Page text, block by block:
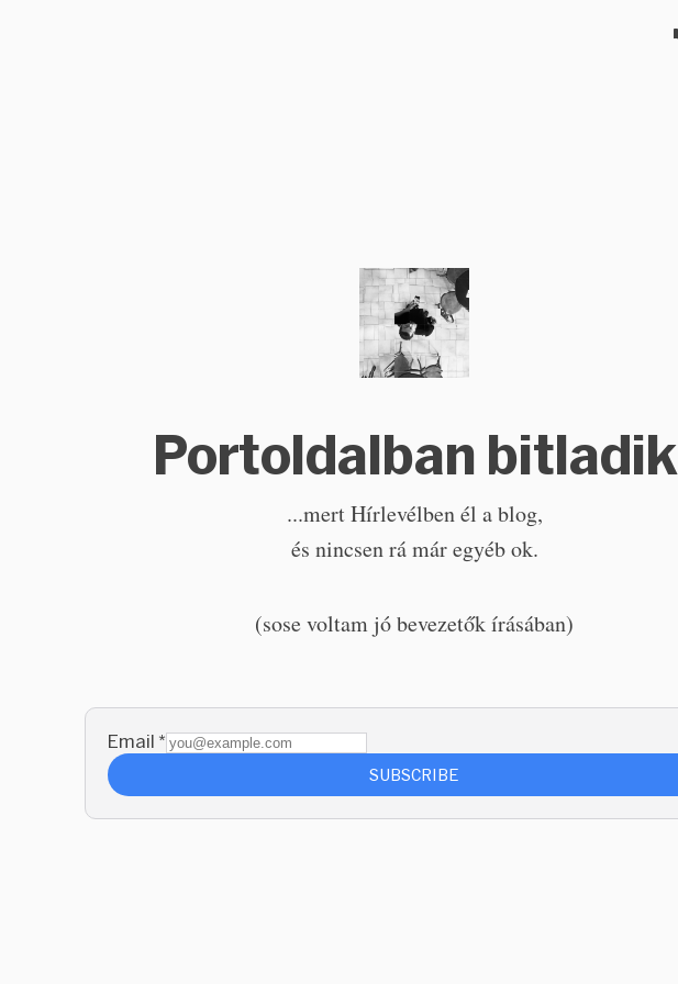
Portoldalban bitladik
...mert Hírlevélben él a blog,
és nincsen rá már egyéb ok.
(sose voltam jó bevezetők írásában)
Email *
SUBSCRIBE